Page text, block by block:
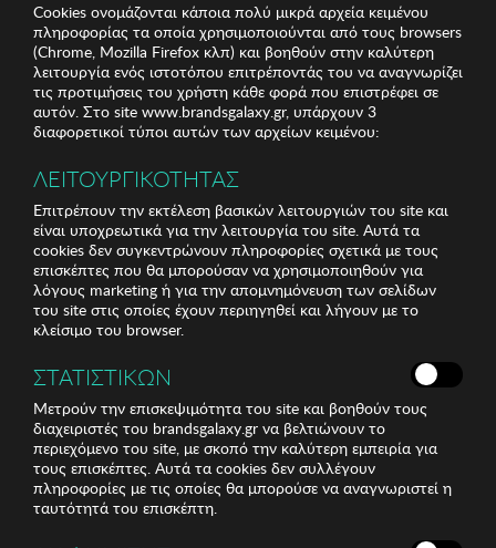
Cookies ονομάζονται κάποια πολύ μικρά αρχεία κειμένου
πληροφορίας τα οποία χρησιμοποιούνται από τους browsers
(Chrome, Mozilla Firefox κλπ) και βοηθούν στην καλύτερη
λειτουργία ενός ιστοτόπου επιτρέποντάς του να αναγνωρίζει
τις προτιμήσεις του χρήστη κάθε φορά που επιστρέφει σε
αυτόν. Στο site www.brandsgalaxy.gr, υπάρχουν 3
διαφορετικοί τύποι αυτών των αρχείων κειμένου:
ΛΕΙΤΟΥΡΓΙΚΟΤΗΤΑΣ
Επιτρέπουν την εκτέλεση βασικών λειτουργιών του site και
είναι υποχρεωτικά για την λειτουργία του site. Αυτά τα
cookies δεν συγκεντρώνουν πληροφορίες σχετικά με τους
επισκέπτες που θα μπορούσαν να χρησιμοποιηθούν για
λόγους marketing ή για την απομνημόνευση των σελίδων
του site στις οποίες έχουν περιηγηθεί και λήγουν με το
κλείσιμο του browser.
ΣΤΑΤΙΣΤΙΚΩΝ
Μετρούν την επισκεψιμότητα του site και βοηθούν τους
διαχειριστές του brandsgalaxy.gr να βελτιώνουν το
περιεχόμενο του site, με σκοπό την καλύτερη εμπειρία για
τους επισκέπτες. Αυτά τα cookies δεν συλλέγουν
πληροφορίες με τις οποίες θα μπορούσε να αναγνωριστεί η
ταυτότητά του επισκέπτη.